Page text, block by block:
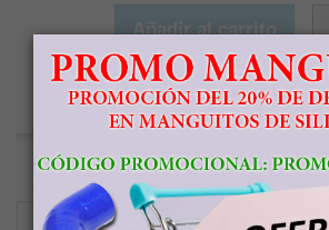
Añadir al carrito
Agotado
Agregar para comparar